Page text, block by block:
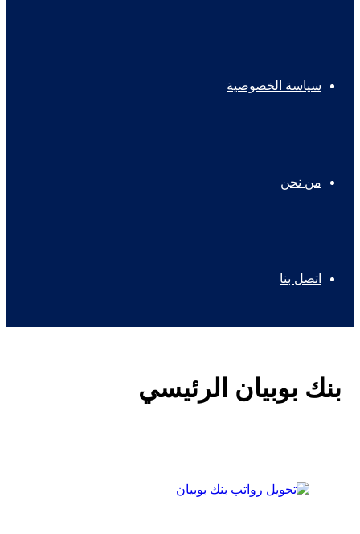
سياسة الخصوصية
من نحن
اتصل بنا
بنك بوبيان الرئيسي